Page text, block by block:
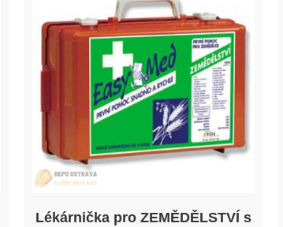
Lékárnička pro ZEMĚDĚLSTVÍ s